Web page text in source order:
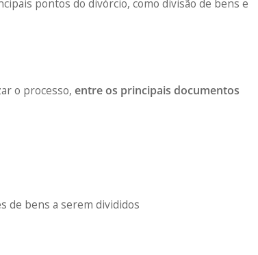
pontos do divórcio, como divisão de bens e
o processo,entre os principais documentos
de bens a serem divididos